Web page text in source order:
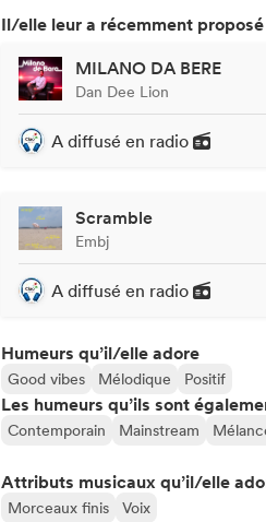
Il/elle leur a récemment
MILANO DA BERE
Dan Dee Lion
A diffusé en radio
Scramble
Embj
A diffusé en radio
Humeurs qu’il/elle adore
Good vibes Mélodique Positif
Les humeurs qu’ils sont
Contemporain Mainstream
Attributs musicaux qu’il/elle
Morceaux finis Voix